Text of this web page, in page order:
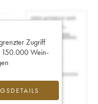
Zugriff
150.000 Wein-